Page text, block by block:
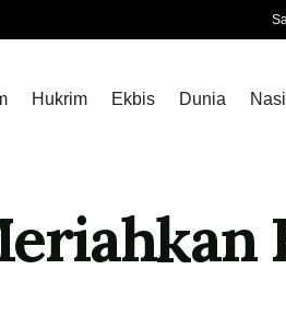
Hukrim Ekbis Dunia